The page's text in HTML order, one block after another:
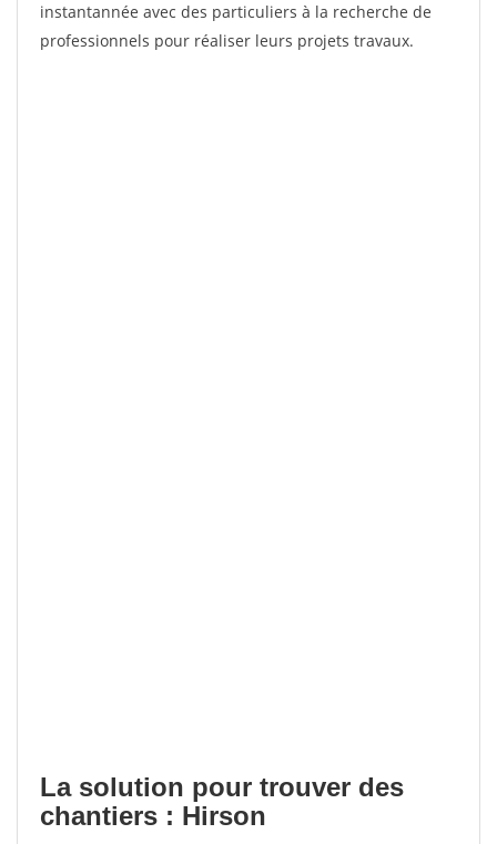
instantannée avec des particuliers à la recherche de
professionnels pour réaliser leurs projets travaux.
La solution pour trouver des
chantiers : Hirson